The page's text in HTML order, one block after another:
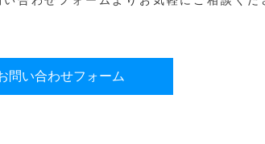
問い合わせフォーム